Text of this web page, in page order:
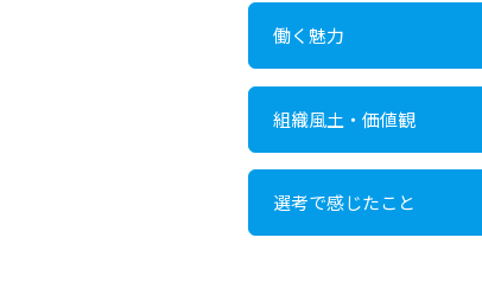
働く魅力
組織風土・価値観
選考で感じたこと